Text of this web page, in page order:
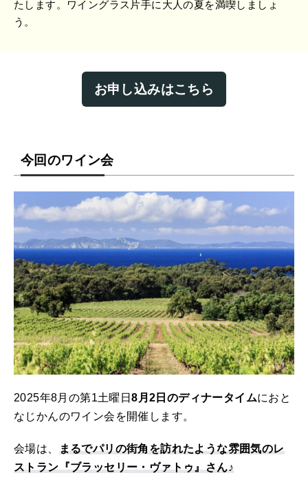
たします。ワイングラス片手に大人の夏を満喫しましょ
う。
お申し込みはこちら
今回のワイン会
2025年8月の第1土曜日8月2日のディナータイムにおと
なじかんのワイン会を開催します。
会場は、 まるでパリの街角を訪れたような雰囲気のレ
ストラン『ブラッセリー・ヴァトゥ』さん♪